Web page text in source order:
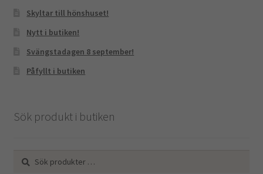
Skyltar till hönshuset!
Nytt i butiken!
Svängstadagen 8 september!
Påfyllt i butiken
Sök produkt i butiken
Sök
efter:
Sök